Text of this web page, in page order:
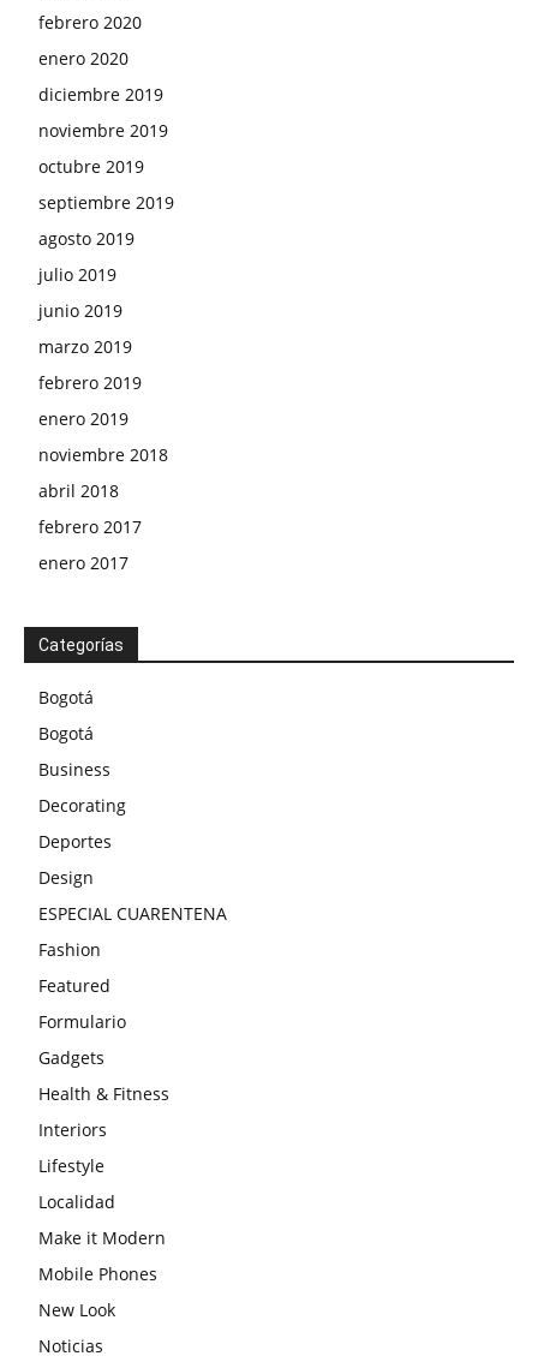
febrero 2020
enero 2020
diciembre 2019
noviembre 2019
octubre 2019
septiembre 2019
agosto 2019
julio 2019
junio 2019
marzo 2019
febrero 2019
enero 2019
noviembre 2018
abril 2018
febrero 2017
enero 2017
Categorías
Bogotá
Bogotá
Business
Decorating
Deportes
Design
ESPECIAL CUARENTENA
Fashion
Featured
Formulario
Gadgets
Health & Fitness
Interiors
Lifestyle
Localidad
Make it Modern
Mobile Phones
New Look
Noticias